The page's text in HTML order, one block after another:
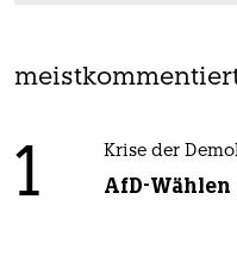
1 Krise der
AfD-